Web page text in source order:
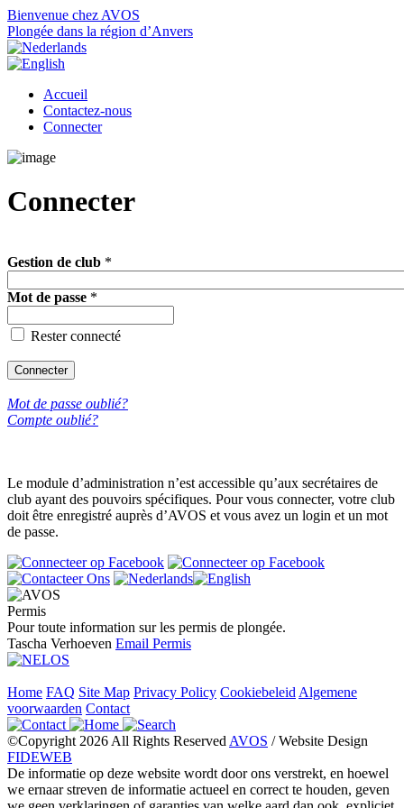
Bienvenue chez AVOS
Plongée dans la région d’Anvers
Accueil
Contactez-nous
Connecter
Connecter
Gestion de club *
Mot de passe *
Rester connecté
Mot de passe oublié?
Compte oublié?
Le module d’administration n’est accessible qu’aux secrétaires de
club ayant des pouvoirs spécifiques. Pour vous connecter, votre club
doit être enregistré auprès d’AVOS et vous avez un login et un mot
de passe.
Permis
Pour toute information sur les permis de plongée.
Tascha Verhoeven Email Permis
Home FAQ Site Map Privacy Policy Cookiebeleid Algemene
voorwaarden Contact
©Copyright 2026 All Rights Reserved AVOS / Website Design
FIDEWEB
De informatie op deze website wordt door ons verstrekt, en hoewel
we ernaar streven de informatie actueel en correct te houden, geven